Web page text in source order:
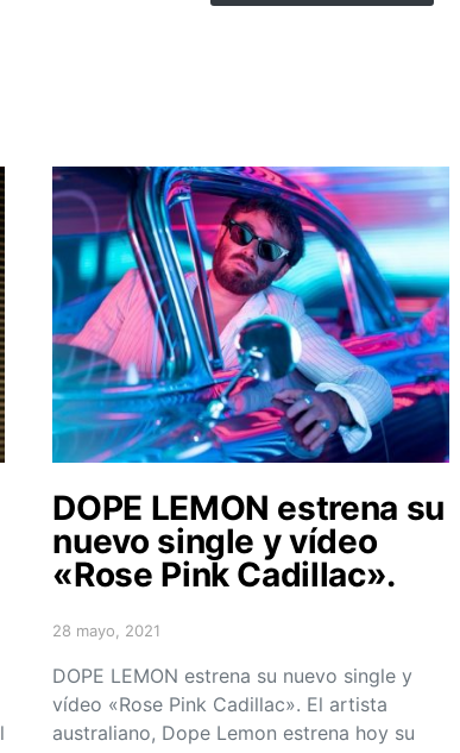
DOPE LEMON estrena su
nuevo single y vídeo
«Rose Pink Cadillac».
Posted on
28 mayo, 2021
DOPE LEMON estrena su nuevo single y
vídeo «Rose Pink Cadillac». El artista
australiano, Dope Lemon estrena hoy su